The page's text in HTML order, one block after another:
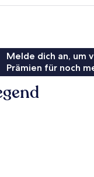
Melde dich an, um
Prämien für noch